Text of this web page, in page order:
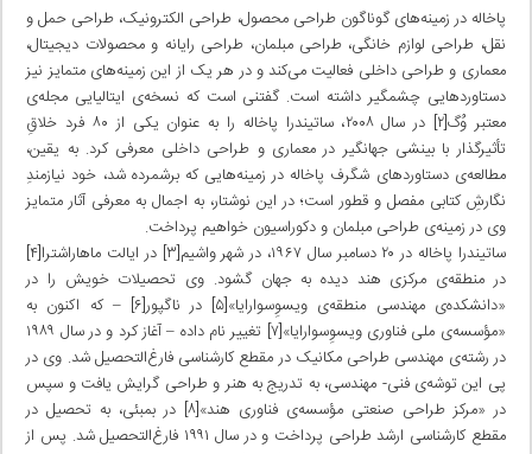
پاخاله در زمینه‌های گوناگون طراحی محصول، طراحی الکترونیک، طراحی حمل و
نقل، طراحی لوازم خانگی، طراحی مبلمان، طراحی رایانه و محصولات دیجیتال،
معماری و طراحی داخلی فعالیت می‌کند و در هر یک از این زمینه‌های متمایز نیز
دستاوردهایی چشمگیر داشته است. گفتنی است که نسخه‌ی ایتالیایی مجله‌ی
معتبر وُگ[۲] در سال ۲۰۰۸، ساتیندرا پاخاله را به عنوان یکی از ۸۰ فرد خلاقِ
تأثیرگذار با بینشی جهانگیر در معماری و طراحی داخلی معرفی کرد. به یقین،
مطالعه‌ی دستاوردهای شگرف پاخاله در زمینه‌هایی که برشمرده شد، خود نیازمندِ
نگارشِ کتابی مفصل و قطور است؛ در این نوشتار، به اجمال به معرفی آثار متمایز
وی در زمینه‌ی طراحی مبلمان و دکوراسیون خواهیم پرداخت.
ساتیندرا پاخاله در ۲۰ دسامبر سال ۱۹۶۷، در شهر واشیم[۳] در ایالت ماهاراشترا[۴]
در منطقه‌ی مرکزی هند دیده به جهان گشود. وی تحصیلات خویش را در
«دانشکده‌ی مهندسی منطقه‌ی ویسوِسوارایا»[۵] در ناگپور[۶] – که اکنون به
«مؤسسه‌ی ملی فناوری ویسوِسوارایا»[۷] تغییر نام داده – آغاز کرد و در سال ۱۹۸۹
در رشته‌ی مهندسی طراحی مکانیک در مقطع کارشناسی فارغ‌التحصیل شد. وی در
پی این توشه‌ی فنی- مهندسی، به تدریج به هنر و طراحی گرایش یافت و سپس
در «مرکز طراحی صنعتی مؤسسه‌ی فناوری هند»[۸] در بمبئی، به تحصیل در
مقطع کارشناسی ارشد طراحی پرداخت و در سال ۱۹۹۱ فارغ‌التحصیل شد. پس از